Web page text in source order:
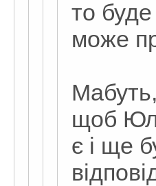
то
може
щоб
є і ще